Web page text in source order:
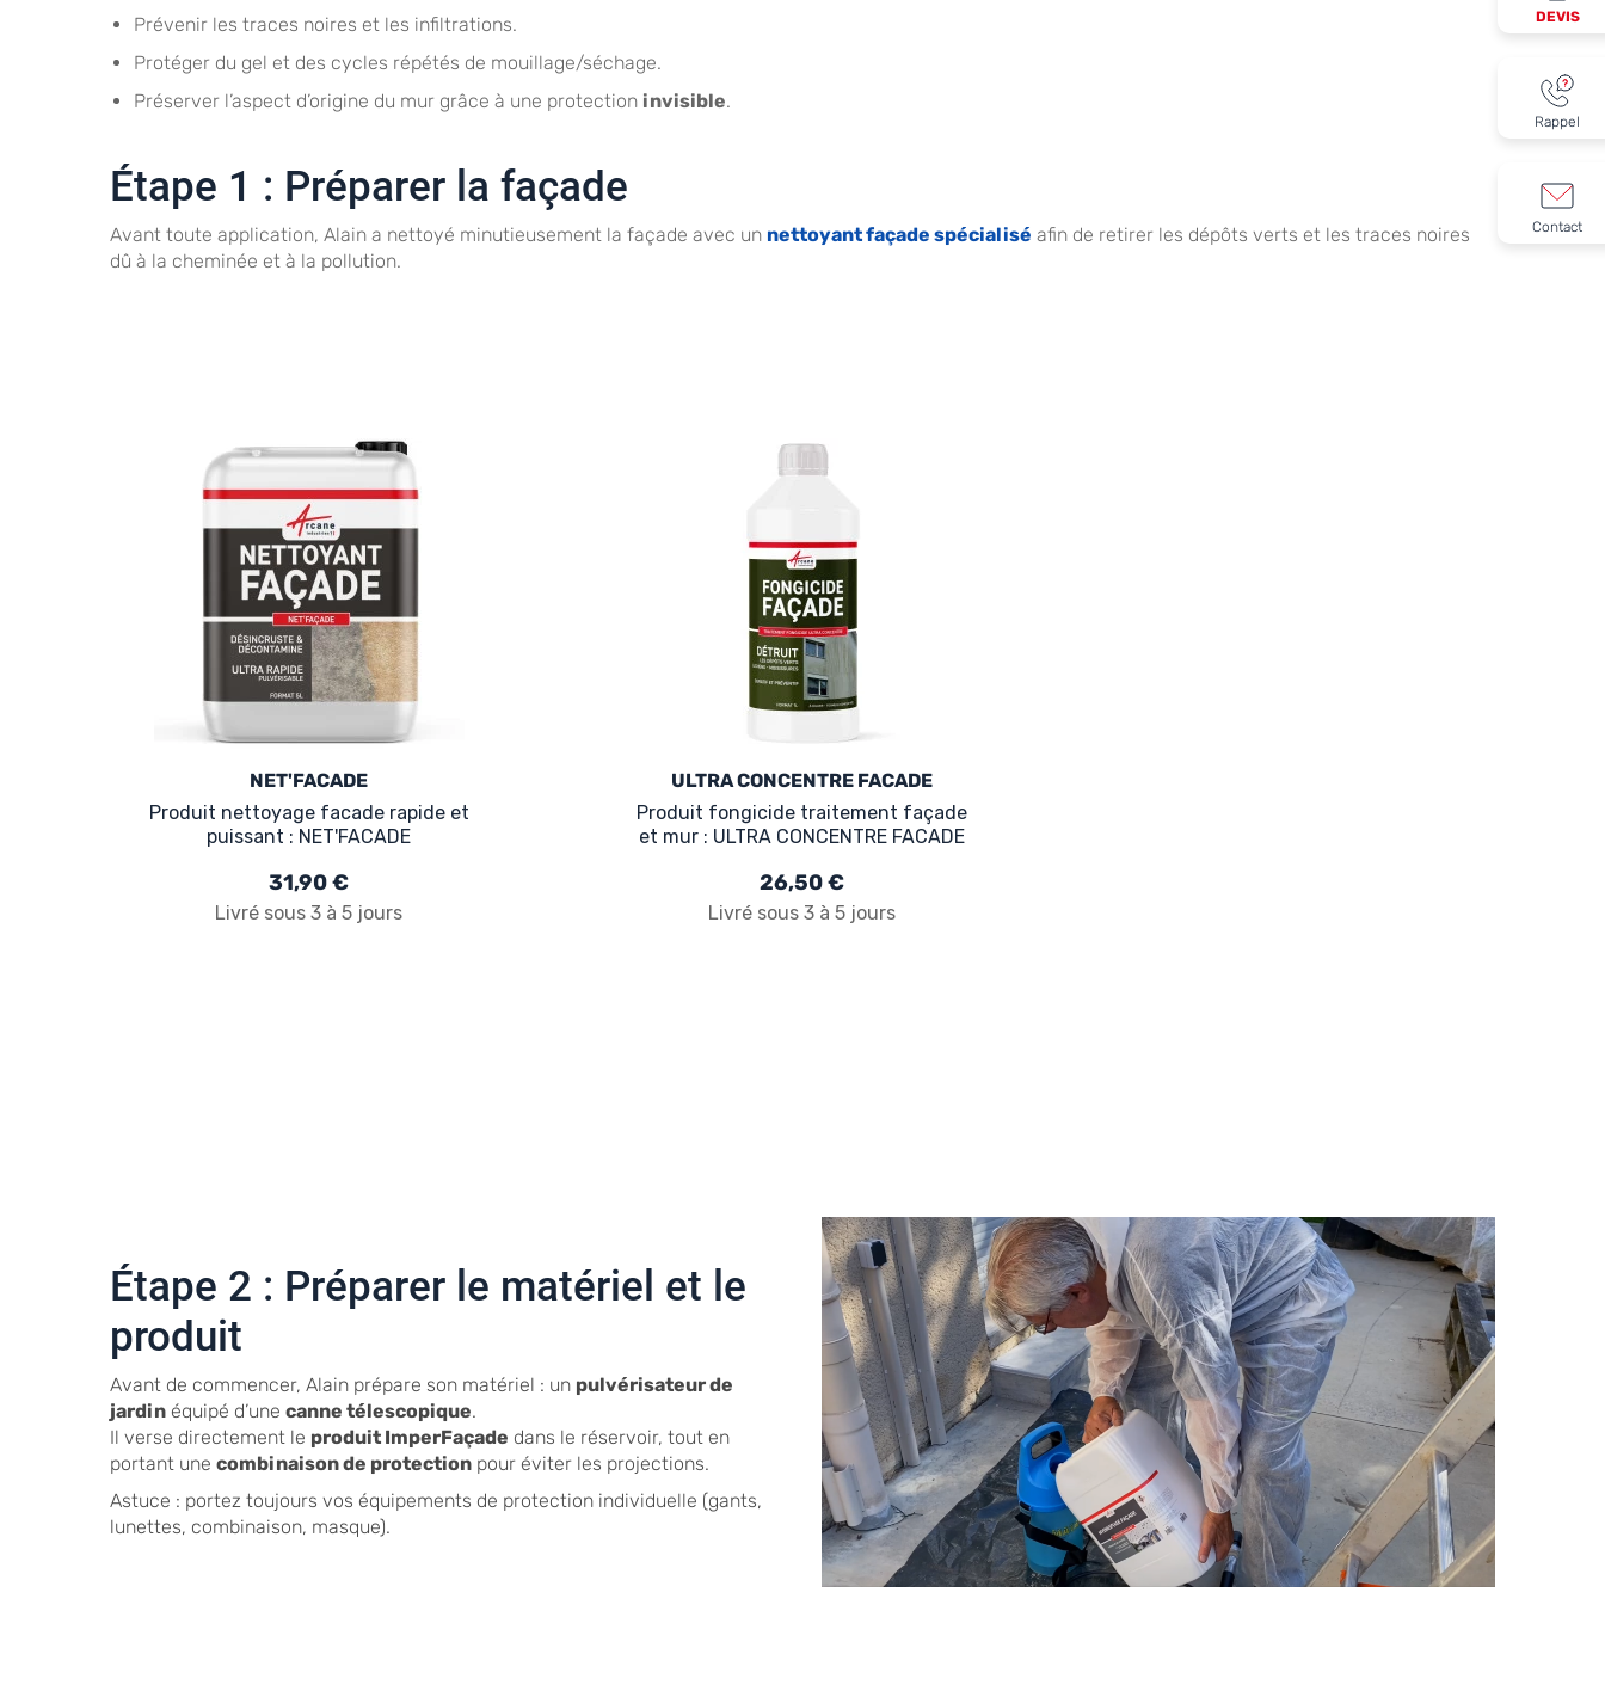
Prévenir les traces noires et les infiltrations.
Protéger du gel et des cycles répétés de mouillage/séchage.
Préserver l’aspect d’origine du mur grâce à une protection invisible.
Étape 1 : Préparer la façade
Avant toute application, Alain a nettoyé minutieusement la façade avec un nettoyant façade spécialisé afin de retirer les dépôts verts et les traces noires
dû à la cheminée et à la pollution.
NET'FACADE
Produit nettoyage facade rapide et
puissant : NET'FACADE
31,90 €
Livré sous 3 à 5 jours
ULTRA CONCENTRE FACADE
Produit fongicide traitement façade
et mur : ULTRA CONCENTRE FACADE
26,50 €
Livré sous 3 à 5 jours
Étape 2 : Préparer le matériel et le
produit
Avant de commencer, Alain prépare son matériel : un pulvérisateur de
jardin équipé d’une canne télescopique.
Il verse directement le produit ImperFaçade dans le réservoir, tout en
portant une combinaison de protection pour éviter les projections.
Astuce : portez toujours vos équipements de protection individuelle (gants,
lunettes, combinaison, masque).
DEVIS
Rappel
Contact